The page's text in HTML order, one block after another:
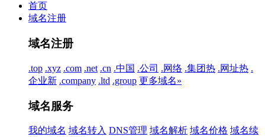
首页
域名注册
域名注册
.top .xyz .com .net .cn .中国 .公司 .网络 .集团热 .网址热 .
企业新 .company .ltd .group 更多域名»
域名服务
我的域名 域名转入 DNS管理 域名解析 域名价格 域名续